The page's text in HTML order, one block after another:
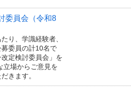
委員会（令和8
り、学識経験者、
委員の計10名で
定検討委員会」を
場からご意見を
きます。